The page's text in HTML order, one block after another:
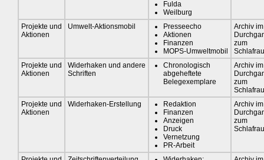
Fulda
Weilburg
Projekte und
Aktionen
Umwelt-Aktionsmobil
Presseecho
Aktionen
Finanzen
MOPS-Umweltmobil
Archiv im
zum
Projekte und
Aktionen
Widerhaken und andere
Schriften
Chronologisch
abgeheftete
Belegexemplare
Archiv im
zum
Projekte und
Aktionen
Widerhaken-Erstellung
Redaktion
Finanzen
Anzeigen
Druck
Vernetzung
PR-Arbeit
Archiv im
zum